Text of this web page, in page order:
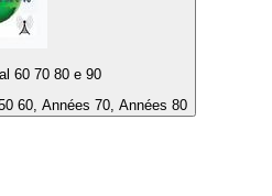
60 70 80 e 90
60, Années 70, Années 80